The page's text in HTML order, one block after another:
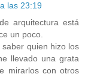
las 23:19
arquitectura está
un poco.
quien hizo los
llevado una grata
mirarlos con otros